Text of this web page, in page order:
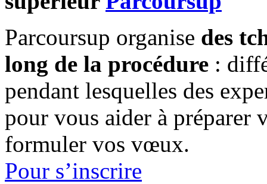
Parcoursup organise des
long de la procédure :
pendant lesquelles des
pour vous aider à préparer
formuler vos vœux.
Pour s’inscrire